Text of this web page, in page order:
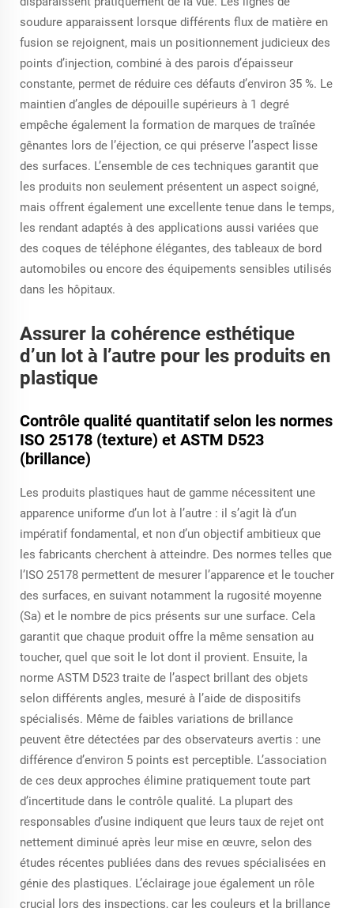
soudure apparaissent lorsque différents flux de matière en
fusion se rejoignent, mais un positionnement judicieux des
points d’injection, combiné à des parois d’épaisseur
constante, permet de réduire ces défauts d’environ 35 %. Le
maintien d’angles de dépouille supérieurs à 1 degré
empêche également la formation de marques de traînée
gênantes lors de l’éjection, ce qui préserve l’aspect lisse
des surfaces. L’ensemble de ces techniques garantit que
les produits non seulement présentent un aspect soigné,
mais offrent également une excellente tenue dans le temps,
les rendant adaptés à des applications aussi variées que
des coques de téléphone élégantes, des tableaux de bord
automobiles ou encore des équipements sensibles utilisés
dans les hôpitaux.
Assurer la cohérence esthétique
d’un lot à l’autre pour les produits en
plastique
Contrôle qualité quantitatif selon les normes
ISO 25178 (texture) et ASTM D523
(brillance)
Les produits plastiques haut de gamme nécessitent une
apparence uniforme d’un lot à l’autre : il s’agit là d’un
impératif fondamental, et non d’un objectif ambitieux que
les fabricants cherchent à atteindre. Des normes telles que
l’ISO 25178 permettent de mesurer l’apparence et le toucher
des surfaces, en suivant notamment la rugosité moyenne
(Sa) et le nombre de pics présents sur une surface. Cela
garantit que chaque produit offre la même sensation au
toucher, quel que soit le lot dont il provient. Ensuite, la
norme ASTM D523 traite de l’aspect brillant des objets
selon différents angles, mesuré à l’aide de dispositifs
spécialisés. Même de faibles variations de brillance
peuvent être détectées par des observateurs avertis : une
différence d’environ 5 points est perceptible. L’association
de ces deux approches élimine pratiquement toute part
d’incertitude dans le contrôle qualité. La plupart des
responsables d’usine indiquent que leurs taux de rejet ont
nettement diminué après leur mise en œuvre, selon des
études récentes publiées dans des revues spécialisées en
génie des plastiques. L’éclairage joue également un rôle
crucial lors des inspections, car les couleurs et la brillance